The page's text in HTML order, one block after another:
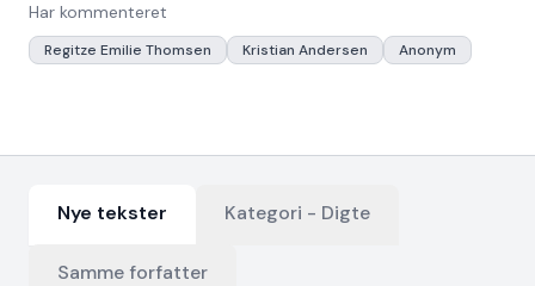
Har kommenteret
Regitze Emilie Thomsen Kristian Andersen Anonym
Nye tekster Kategori - Digte
Samme forfatter